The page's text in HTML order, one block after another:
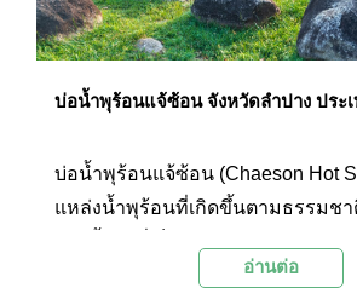
บ่อน้ำพุร้อนแจ้ซ้อน จังหวัดลำปาง ประ
บ่อน้ำพุร้อนแจ้ซ้อน (Chaeson Hot
แหล่งน้ำพุร้อนที่เกิดขึ้นตามธรรมช
แทรกอยู่ท่ามกลางแอ่งน้ำร้อนภายใ
อ่านต่อ